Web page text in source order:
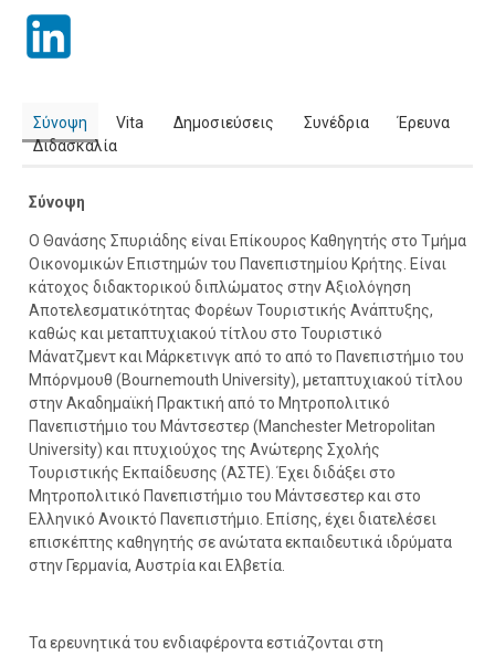
Σύνοψη Vita Δημοσιεύσεις Συνέδρια
Έρευνα
Διδασκαλία
Σύνοψη
Ο Θανάσης Σπυριάδης είναι Επίκουρος Καθηγητής στο Τμήμα
Οικονομικών Επιστημών του Πανεπιστημίου Κρήτης. Είναι
κάτοχος διδακτορικού διπλώματος στην Αξιολόγηση
Αποτελεσματικότητας Φορέων Τουριστικής Ανάπτυξης,
καθώς και μεταπτυχιακού τίτλου στο Τουριστικό
Μάνατζμεντ και Μάρκετινγκ από το από το Πανεπιστήμιο του
Μπόρνμουθ (Bournemouth University), μεταπτυχιακού τίτλου
στην Ακαδημαϊκή Πρακτική από το Μητροπολιτικό
Πανεπιστήμιο του Μάντσεστερ (Manchester Metropolitan
University) και πτυχιούχος της Ανώτερης Σχολής
Τουριστικής Εκπαίδευσης (ΑΣΤΕ). Έχει διδάξει στο
Μητροπολιτικό Πανεπιστήμιο του Μάντσεστερ και στο
Ελληνικό Ανοικτό Πανεπιστήμιο. Επίσης, έχει διατελέσει
επισκέπτης καθηγητής σε ανώτατα εκπαιδευτικά ιδρύματα
στην Γερμανία, Αυστρία και Ελβετία.
Τα ερευνητικά του ενδιαφέροντα εστιάζονται στη